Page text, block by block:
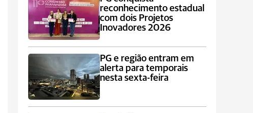
reconhecimento estadual
com dois Projetos
Inovadores 2026
PG e região entram em
alerta para temporais
nesta sexta-feira